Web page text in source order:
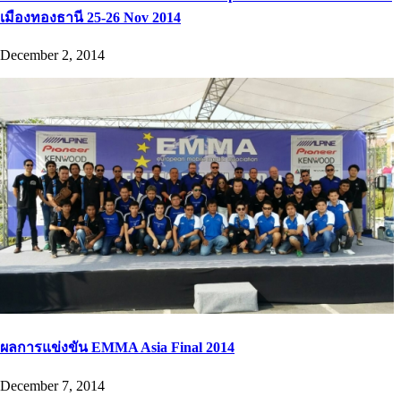
เมืองทองธานี 25-26 Nov 2014
December 2, 2014
ผลการแข่งขัน EMMA Asia Final 2014
December 7, 2014